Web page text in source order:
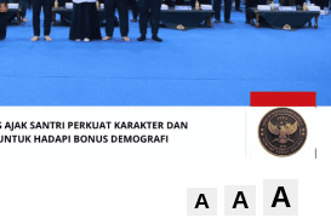
A A A